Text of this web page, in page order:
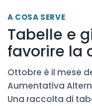
A COSA SERVE
Tabelle e
favorire la
Ottobre è il mese
Aumentativa
Una raccolta di